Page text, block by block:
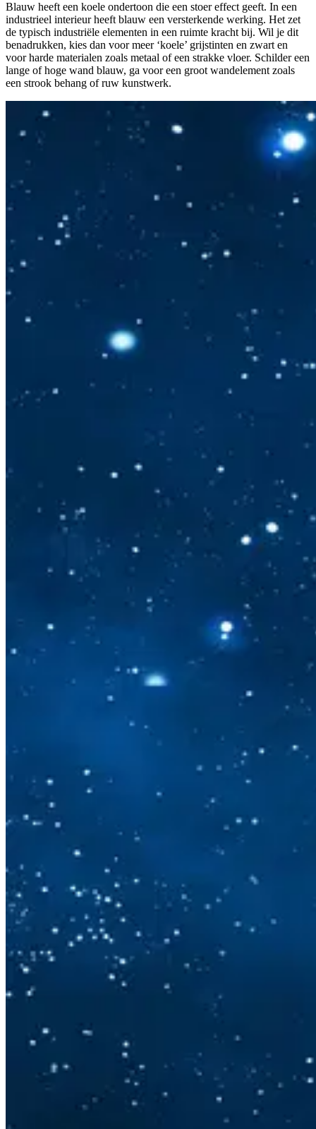
Blauw heeft een koele ondertoon die een stoer effect geeft. In een
industrieel interieur heeft blauw een versterkende werking. Het zet
de typisch industriële elementen in een ruimte kracht bij. Wil je dit
benadrukken, kies dan voor meer ‘koele’ grijstinten en zwart en
voor harde materialen zoals metaal of een strakke vloer. Schilder een
lange of hoge wand blauw, ga voor een groot wandelement zoals
een strook behang of ruw kunstwerk.